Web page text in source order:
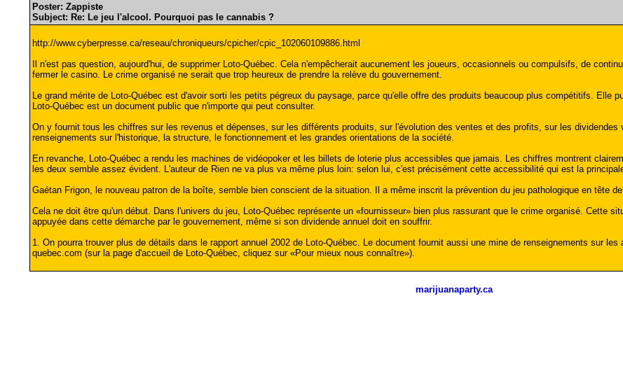
Poster: Zappiste
Subject: Re: Le jeu l'alcool. Pourquoi pas le cannabis ?
http://www.cyberpresse.ca/reseau/chroniqueurs/cpicher/cpic_102060109886.html
Il n'est pas question, aujourd'hui, de supprimer Loto-Québec. Cela n'empêcherait aucunement les joueurs, occasionnels ou compulsifs, de
fermer le casino. Le crime organisé ne serait que trop heureux de prendre la relève du gouvernement.
Le grand mérite de Loto-Québec est d'avoir sorti les petits pégreux du paysage, parce qu'elle offre des produits beaucoup plus compétitifs. Elle
Loto-Québec est un document public que n'importe qui peut consulter.
On y fournit tous les chiffres sur les revenus et dépenses, sur les différents produits, sur l'évolution des ventes et des profits, sur les
renseignements sur l'historique, la structure, le fonctionnement et les grandes orientations de la société.
En revanche, Loto-Québec a rendu les machines de vidéopoker et les billets de loterie plus accessibles que jamais. Les chiffres montrent
les deux semble assez évident. L'auteur de Rien ne va plus va même plus loin: selon lui, c'est précisément cette accessibilité qui est la
Gaétan Frigon, le nouveau patron de la boîte, semble bien conscient de la situation. Il a même inscrit la prévention du jeu pathologique en tête
Cela ne doit être qu'un début. Dans l'univers du jeu, Loto-Québec représente un «fournisseur» bien plus rassurant que le crime organisé. Cette
appuyée dans cette démarche par le gouvernement, même si son dividende annuel doit en souffrir.
1. On pourra trouver plus de détails dans le rapport annuel 2002 de Loto-Québec. Le document fournit aussi une mine de renseignements sur
quebec.com (sur la page d'accueil de Loto-Québec, cliquez sur «Pour mieux nous connaître»).
marijuanaparty.ca